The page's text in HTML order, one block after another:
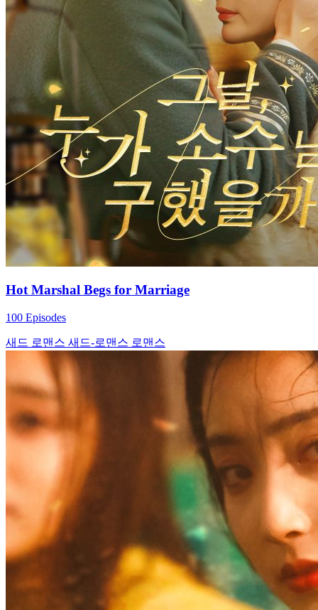
Hot Marshal Begs for Marriage
100 Episodes
새드 로맨스 새드-로맨스 로맨스